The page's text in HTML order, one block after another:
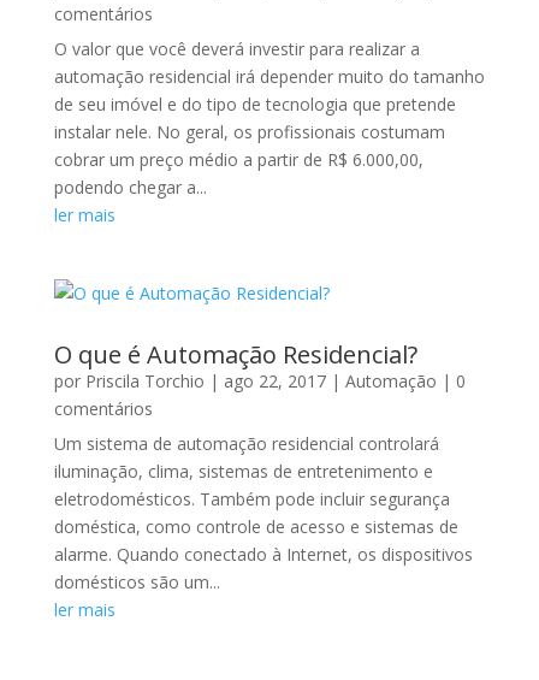
comentários
O valor que você deverá investir para realizar a
automação residencial irá depender muito do tamanho
de seu imóvel e do tipo de tecnologia que pretende
instalar nele. No geral, os profissionais costumam
cobrar um preço médio a partir de R$ 6.000,00,
podendo chegar a...
ler mais
O que é Automação Residencial?
por Priscila Torchio | ago 22, 2017| Automação | 0
comentários
Um sistema de automação residencial controlará
iluminação, clima, sistemas de entretenimento e
eletrodomésticos. Também pode incluir segurança
doméstica, como controle de acesso e sistemas de
alarme. Quando conectado à Internet, os dispositivos
domésticos são um...
ler mais